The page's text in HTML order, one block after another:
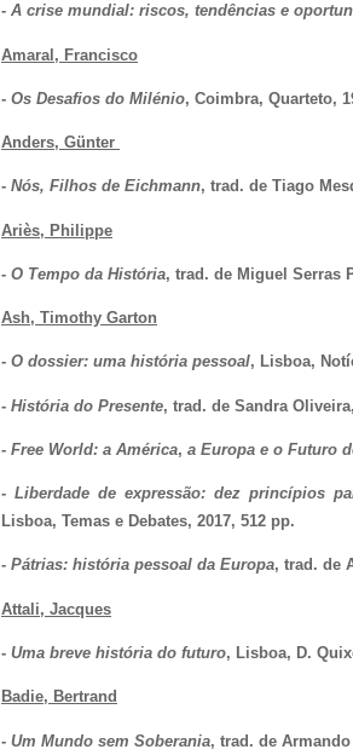
- A crise mundial: riscos, tendências e
Amaral, Francisco
- Os Desafios do Milénio, Coimbra, Quarteto,
Anders, Günter
- Nós, Filhos de Eichmann, trad. de Tiago
Ariès, Philippe
- O Tempo da História, trad. de Miguel Serras
Ash, Timothy Garton
- O dossier: uma história pessoal, Lisboa,
- História do Presente, trad. de Sandra
- Free World: a América, a Europa e o Futuro
- Liberdade de expressão: dez princípios
Lisboa, Temas e Debates, 2017, 512 pp.
- Pátrias: história pessoal da Europa, trad. de
Attali, Jacques
- Uma breve história do futuro, Lisboa, D.
Badie, Bertrand
- Um Mundo sem Soberania, trad. de